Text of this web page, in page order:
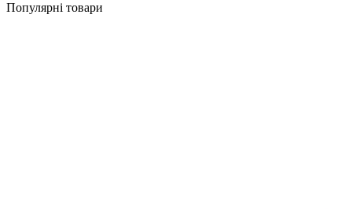
Популярні товари